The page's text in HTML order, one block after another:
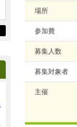
場所
参加費
募集人数
募集対象者
主催